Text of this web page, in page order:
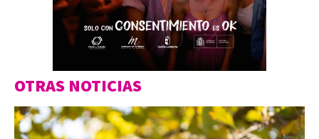
OTRAS NOTICIAS